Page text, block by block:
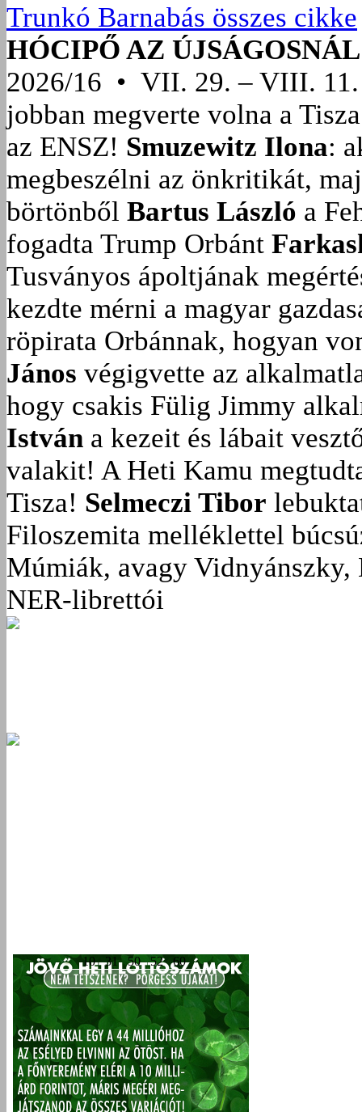
Trunkó Barnabás összes cikke
HÓCIPŐ AZ ÚJSÁGOSNÁL
2026/16 • VII. 29. – VIII. 11.
jobban megverte volna a
az ENSZ! Smuzewitz Ilona:
megbeszélni az önkritikát,
börtönből Bartus László a
fogadta Trump Orbánt
Tusványos ápoltjának
kezdte mérni a magyar
röpirata Orbánnak, hogyan
János végigvette az
hogy csakis Fülig Jimmy
István a kezeit és lábait
valakit! A Heti Kamu
Tisza! Selmeczi Tibor
Filoszemita melléklettel
Múmiák, avagy Vidnyánszky,
NER-librettói